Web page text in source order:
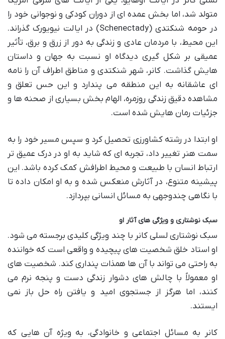
متولد شد، اما بخش عمده ای از دوران کودکی و نوجوانی خود را
در حومه شنکتدی (Schenectady) در ایالت نیویورک گذراند.
این محیط، با مردمان عادی و زندگی به دور از زرق و برق، تأثیر
عمیقی بر شکل گیری دیدگاه او نسبت به جهان و داستان
هایش گذاشت. کانر، شهر شنکتدی و مناطق اطراف آن را نامه
ای عاشقانه به این منطقه می پندارد و این حس تعلق و
مشاهده دقیق زندگی روزمره، الهام بخش بسیاری از صحنه ها و
جزئیات رمان هایش شده است.
او ابتدا در رشته کشاورزی تحصیل کرد و سپس مسیر خود را به
سمت هنر تغییر داد، تجربه ای که شاید به او در درک عمیق تر
ارتباط انسان با طبیعت و محیط اطرافش کمک کرده باشد. این
پیشینه متنوع، در آثارش منعکس شده و به او امکان داده تا
با نگاهی چندوجهی به مسائل انسانی بپردازد.
سبک نوشتاری و ویژگی های آثار او
سبک نوشتاری لسلی کانر با چند ویژگی کلیدی برجسته می شود.
او استاد خلق شخصیت های پیچیده و واقعی است که خواننده
به راحتی می تواند با آن ها همذات پنداری کند. شخصیت های
او معمولاً با چالش های دشوار زندگی دست و پنجه نرم می
کنند، اما هرگز از جستجوی امید و یافتن راه حل باز نمی
ایستند.
کانر به مسائل اجتماعی و خانوادگی، به ویژه آن هایی که